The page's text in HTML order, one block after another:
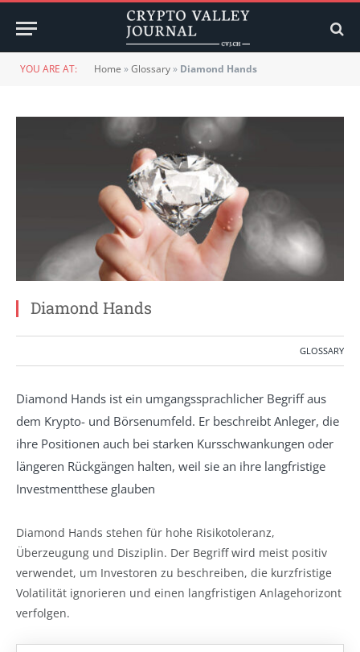
YOU ARE AT: Home »Glossary» Diamond Hands
Diamond Hands
GLOSSARY
Diamond Hands ist ein umgangssprachlicher Begriff aus
dem Krypto- und Börsenumfeld. Er beschreibt Anleger, die
ihre Positionen auch bei starken Kursschwankungen oder
längeren Rückgängen halten, weil sie an ihre langfristige
Investmentthese glauben
Diamond Hands stehen für hohe Risikotoleranz,
Überzeugung und Disziplin. Der Begriff wird meist positiv
verwendet, um Investoren zu beschreiben, die kurzfristige
Volatilität ignorieren und einen langfristigen Anlagehorizont
verfolgen.